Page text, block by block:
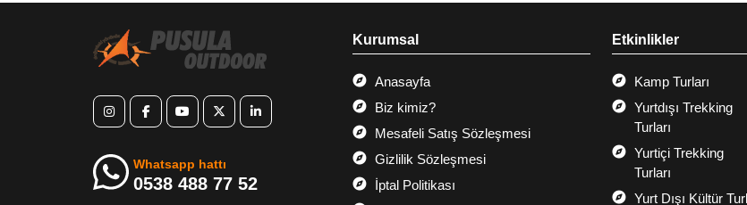
Whatsapp hattı
0538 488 77 52
Kurumsal
Anasayfa
Biz kimiz?
Mesafeli Satış Sözleşmesi
Gizlilik Sözleşmesi
İptal Politikası
Etkinlikler
Kamp Turları
Yurtdışı Trekking
Turları
Yurtiçi Trekking
Turları
Yurt Dışı Kültür